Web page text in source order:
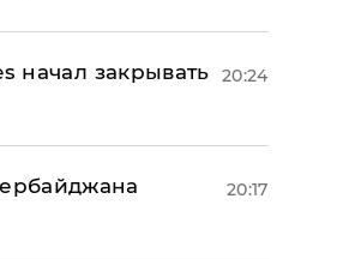
начал закрывать
20:24
20:17